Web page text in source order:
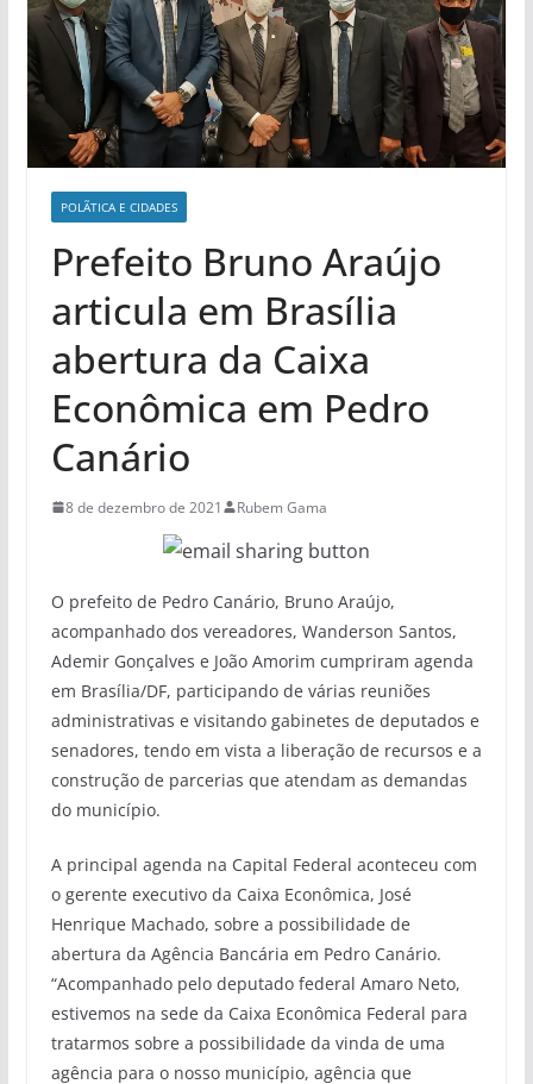
POLÃ­TICA E CIDADES
Prefeito Bruno Araújo
articula em Brasília
abertura da Caixa
Econômica em Pedro
Canário
8 de dezembro de 2021 Rubem Gama
O prefeito de Pedro Canário, Bruno Araújo,
acompanhado dos vereadores, Wanderson Santos,
Ademir Gonçalves e João Amorim cumpriram agenda
em Brasília/DF, participando de várias reuniões
administrativas e visitando gabinetes de deputados e
senadores, tendo em vista a liberação de recursos e a
construção de parcerias que atendam as demandas
do município.
A principal agenda na Capital Federal aconteceu com
o gerente executivo da Caixa Econômica, José
Henrique Machado, sobre a possibilidade de
abertura da Agência Bancária em Pedro Canário.
“Acompanhado pelo deputado federal Amaro Neto,
estivemos na sede da Caixa Econômica Federal para
tratarmos sobre a possibilidade da vinda de uma
agência para o nosso município, agência que